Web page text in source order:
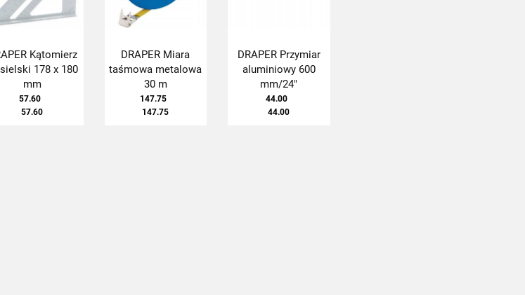
Kątomierz
178 x 180
mm
57.60
57.60
DRAPER Miara
taśmowa metalowa
30 m
147.75
147.75
DRAPER Przymiar
aluminiowy 600
mm/24"
44.00
44.00